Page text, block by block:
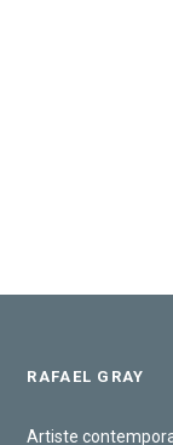
RAFAEL GRAY
Artiste